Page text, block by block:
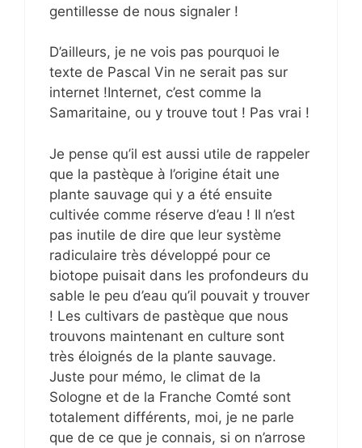
gentillesse de nous signaler !
D’ailleurs, je ne vois pas pourquoi le
texte de Pascal Vin ne serait pas sur
internet !Internet, c’est comme la
Samaritaine, ou y trouve tout ! Pas vrai !
Je pense qu’il est aussi utile de rappeler
que la pastèque à l’origine était une
plante sauvage qui y a été ensuite
cultivée comme réserve d’eau ! Il n’est
pas inutile de dire que leur système
radiculaire très développé pour ce
biotope puisait dans les profondeurs du
sable le peu d’eau qu’il pouvait y trouver
! Les cultivars de pastèque que nous
trouvons maintenant en culture sont
très éloignés de la plante sauvage.
Juste pour mémo, le climat de la
Sologne et de la Franche Comté sont
totalement différents, moi, je ne parle
que de ce que je connais, si on n’arrose